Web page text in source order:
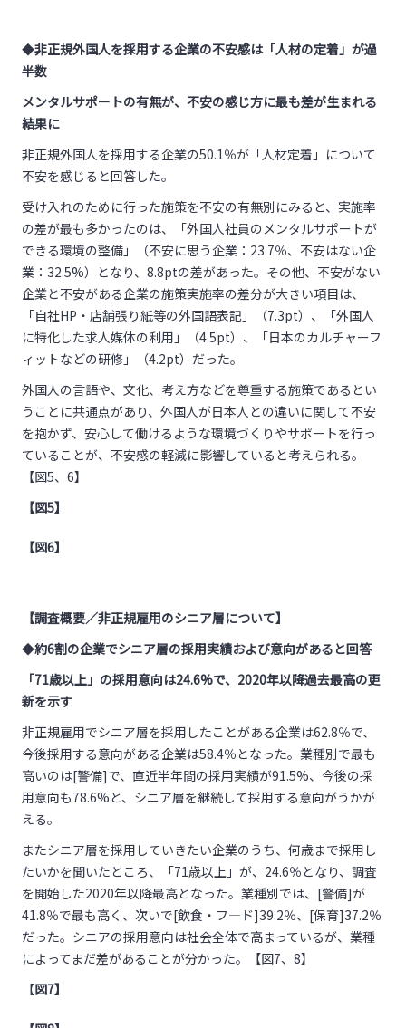
◆非正規外国人を採用する企業の不安感は「人材の定着」が過
半数
メンタルサポートの有無が、不安の感じ方に最も差が生まれる
結果に
非正規外国人を採用する企業の50.1％が「人材定着」について
不安を感じると回答した。
受け入れのために行った施策を不安の有無別にみると、実施率
の差が最も多かったのは、「外国人社員のメンタルサポートが
できる環境の整備」（不安に思う企業：23.7％、不安はない企
業：32.5%）となり、8.8ptの差があった。その他、不安がない
企業と不安がある企業の施策実施率の差分が大きい項目は、
「自社HP・店舗張り紙等の外国語表記」（7.3pt）、「外国人
に特化した求人媒体の利用」（4.5pt）、「日本のカルチャーフ
ィットなどの研修」（4.2pt）だった。
外国人の言語や、文化、考え方などを尊重する施策であるとい
うことに共通点があり、外国人が日本人との違いに関して不安
を抱かず、安心して働けるような環境づくりやサポートを行っ
ていることが、不安感の軽減に影響していると考えられる。
【図5、6】
【図5】
【図6】
【調査概要／非正規雇用のシニア層について】
◆約6割の企業でシニア層の採用実績および意向があると回答
「71歳以上」の採用意向は24.6%で、2020年以降過去最高の更
新を示す
非正規雇用でシニア層を採用したことがある企業は62.8％で、
今後採用する意向がある企業は58.4％となった。業種別で最も
高いのは[警備]で、直近半年間の採用実績が91.5%、今後の採
用意向も78.6%と、シニア層を継続して採用する意向がうかが
える。
またシニア層を採用していきたい企業のうち、何歳まで採用し
たいかを聞いたところ、「71歳以上」が、24.6％となり、調査
を開始した2020年以降最高となった。業種別では、[警備]が
41.8％で最も高く、次いで[飲食・フ―ド]39.2％、[保育]37.2％
だった。シニアの採用意向は社会全体で高まっているが、業種
によってまだ差があることが分かった。【図7、8】
【図7】